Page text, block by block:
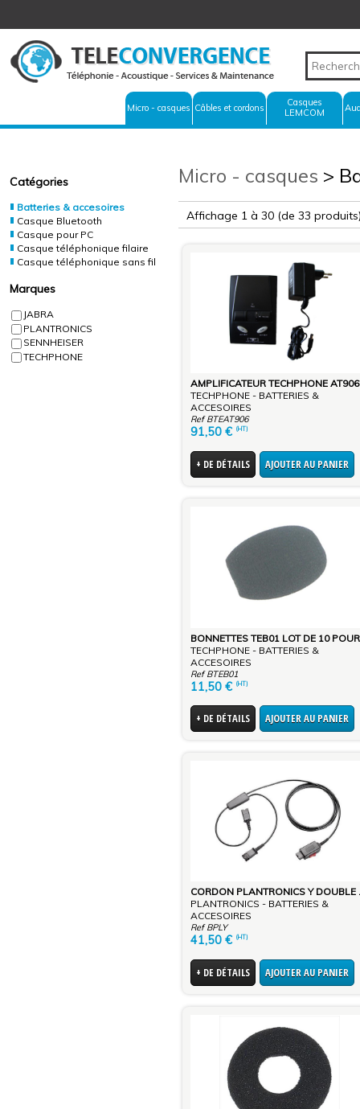
Micro - casques Câbles et cordons
Casques
LEMCOM
Catégories
Batteries & accesoires
Casque Bluetooth
Casque pour PC
Casque téléphonique filaire
Casque téléphonique sans fil
Marques
JABRA
PLANTRONICS
SENNHEISER
TECHPHONE
Micro - casques >
Affichage 1 à 30 (de 33
TECHPHONE - BATTERIES &
ACCESOIRES
Ref BTEAT906
91,50 € (HT)
+ DE DÉTAILS AJOUTER AU PANIER
TECHPHONE - BATTERIES &
ACCESOIRES
Ref BTEB01
11,50 € (HT)
+ DE DÉTAILS AJOUTER AU PANIER
PLANTRONICS - BATTERIES &
ACCESOIRES
Ref BPLY
41,50 € (HT)
+ DE DÉTAILS AJOUTER AU PANIER